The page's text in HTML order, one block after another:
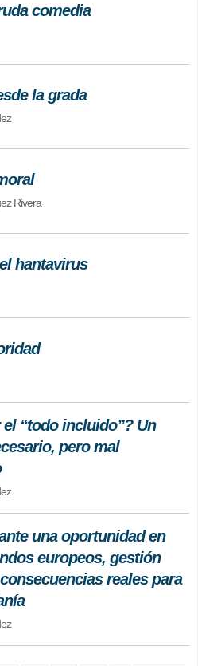
comedia
la grada
Rivera
hantavirus
“todo incluido”? Un
pero mal
una oportunidad en
europeos, gestión
reales para